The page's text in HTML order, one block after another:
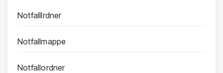
Notfalllrdner
Notfallmappe
Notfallordner